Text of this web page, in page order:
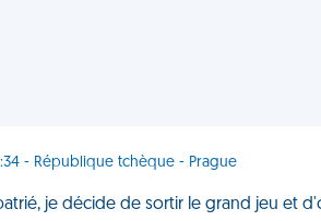
- République tchèque - Prague
je décide de sortir le grand jeu et